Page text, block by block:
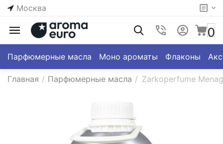
Москва
0
Парфюмерные масла Моно ароматы Флаконы
Главная / Парфюмерные масла / Zarkoperfume